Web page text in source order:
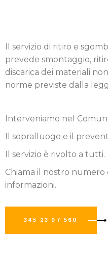
Il servizio di ritiro e
prevede smontaggio,
discarica dei materiali
norme previste dalla
Interveniamo nel
Il sopralluogo e il
Il servizio è rivolto a tutti.
Chiama il nostro
informazioni.
345 23 97 560